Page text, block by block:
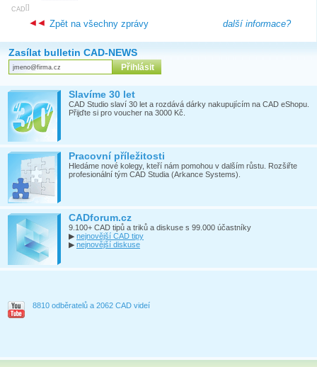
[
CAD ]
další informace?
Zpět na všechny zprávy
Zasílat bulletin CAD-NEWS
Slavíme 30 let
CAD Studio slaví 30 let a rozdává dárky nakupujícím na CAD eShopu.
Přijďte si pro voucher na 3000 Kč.
Pracovní příležitosti
Hledáme nové kolegy, kteří nám pomohou v dalším růstu. Rozšiřte
profesionální tým CAD Studia (Arkance Systems).
CADforum.cz
9.100+ CAD tipů a triků a diskuse s 99.000 účastníky
▶ nejnovější CAD tipy
▶ nejnovější diskuse
8810 odběratelů a 2062 CAD videí